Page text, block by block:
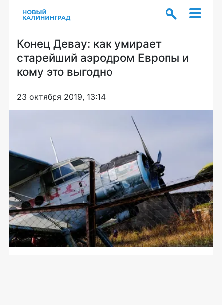
Конец Девау: как умирает
старейший аэродром Европы и
кому это выгодно
23 октября 2019, 13:14